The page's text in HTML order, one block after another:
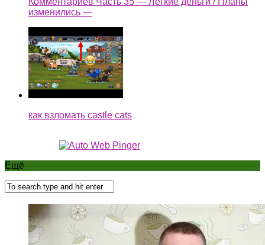
изменились —
как взломать castle cats
Ещё